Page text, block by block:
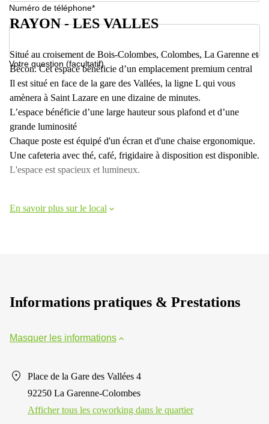
Numéro de téléphone*
Votre question (facultatif)
RAYON - LES VALLES
Situé au croisement de Bois-Colombes, Colombes, La Garenne et
Bécon. Cet espace bénéficie d’un emplacement premium central
Il est situé en face de la gare des Vallées, la ligne L qui vous
amènera à Saint Lazare en une dizaine de minutes.
L’espace bénéficie d’une large hauteur sous plafond et d’une
grande luminosité
Chaque poste est équipé d'un écran et d'une chaise ergonomique.
Une cafeteria avec thé, café, frigidaire à disposition est disponible.
L'espace est spacieux et lumineux.
En savoir plus sur le local
Informations pratiques & Prestations
Masquer les informations
Place de la Gare des Vallées 4
92250 La Garenne-Colombes
Afficher tous les сoworking dans le quartier